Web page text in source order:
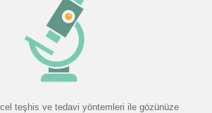
teşhis ve tedavi yöntemleri ile gözünüze